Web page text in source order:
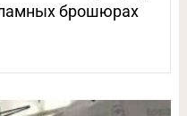
брошюрах